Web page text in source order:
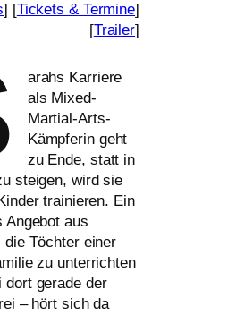
] [Tickets &Termine]
[Trailer]
arahs Karriere
als Mixed-
Martial-Arts-
Kämpferin geht
zu Ende, statt in
stei­gen, wird sie
trai­nie­ren. Ein
Angebot aus
die Töchter einer
zu unter­rich­ten
gera­de der
– hört sich da